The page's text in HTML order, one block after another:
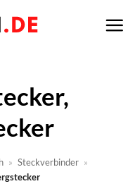
» Steckverbinder »